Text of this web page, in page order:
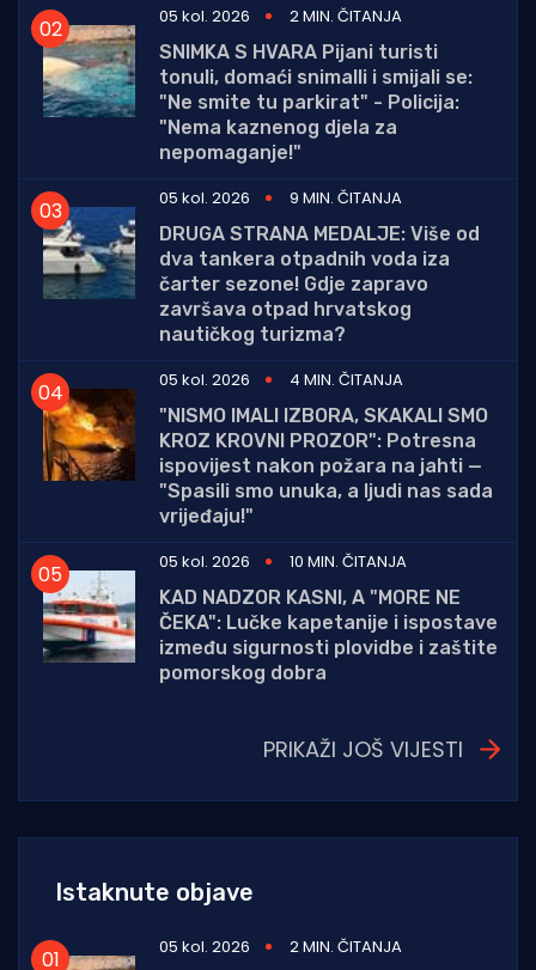
05 kol. 2026
2 MIN. ČITANJA
SNIMKA S HVARA Pijani turisti
tonuli, domaći snimalli i smijali se:
"Ne smite tu parkirat" - Policija:
"Nema kaznenog djela za
nepomaganje!"
05 kol. 2026
9 MIN. ČITANJA
DRUGA STRANA MEDALJE: Više od
dva tankera otpadnih voda iza
čarter sezone! Gdje zapravo
završava otpad hrvatskog
nautičkog turizma?
05 kol. 2026
4 MIN. ČITANJA
"NISMO IMALI IZBORA, SKAKALI SMO
KROZ KROVNI PROZOR": Potresna
ispovijest nakon požara na jahti —
"Spasili smo unuka, a ljudi nas sada
vrijeđaju!"
05 kol. 2026
10 MIN. ČITANJA
KAD NADZOR KASNI, A "MORE NE
ČEKA": Lučke kapetanije i ispostave
između sigurnosti plovidbe i zaštite
pomorskog dobra
PRIKAŽI JOŠ VIJESTI
Istaknute objave
05 kol. 2026
2 MIN. ČITANJA